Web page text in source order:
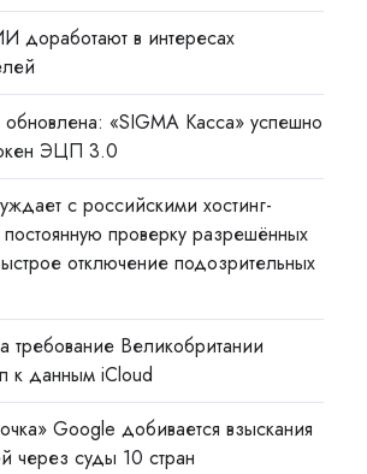
доработают в интересах
обновлена: «SIGMA Касса» успешно
ЭЦП 3.0
с российскими хостинг-
проверку разрешённых
отключение подозрительных
требование Великобритании
к данным iCloud
Google добивается взыскания
через суды 10 стран